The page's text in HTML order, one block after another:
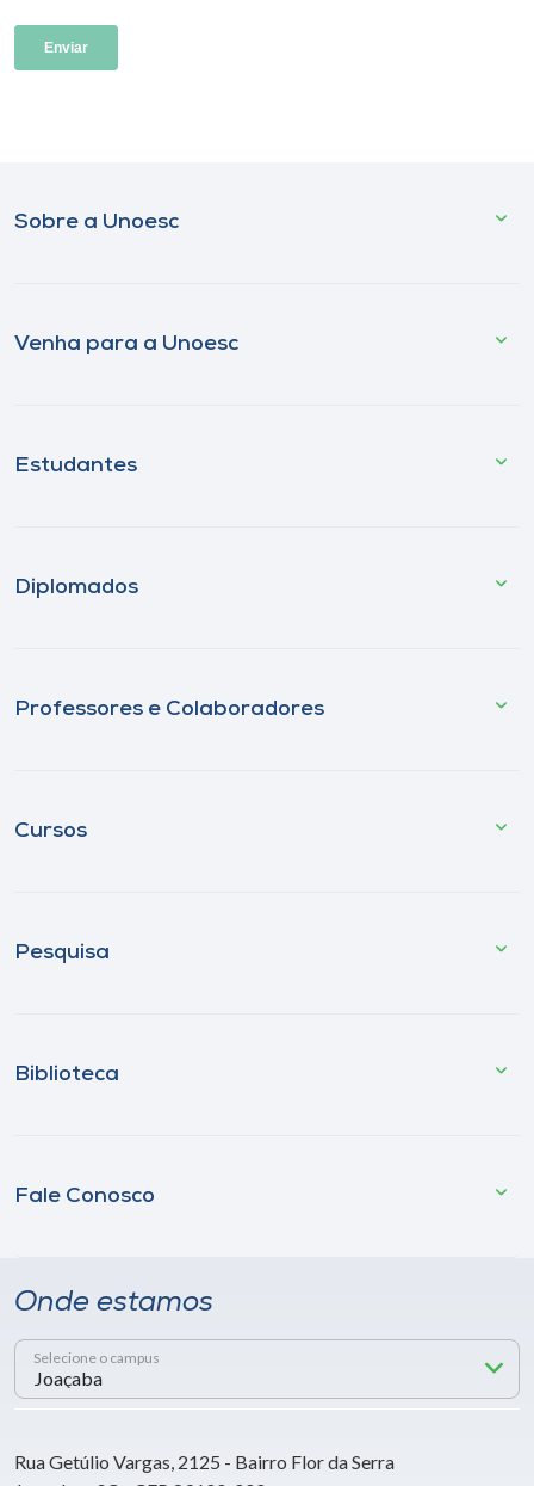
Sobre a Unoesc
Venha para a Unoesc
Estudantes
Diplomados
Professores e Colaboradores
Cursos
Pesquisa
Biblioteca
Fale Conosco
Onde estamos
Selecione o campus
Rua Getúlio Vargas, 2125 - Bairro Flor da Serra